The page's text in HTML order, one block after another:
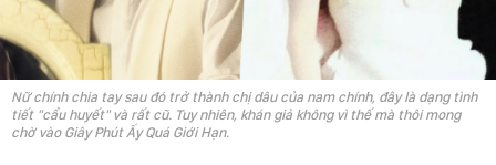
Nữ chính chia tay sau đó trở thành chị dâu của nam chính, đây là dạng tình
tiết "cẩu huyết" và rất cũ. Tuy nhiên, khán giả không vì thế mà thôi mong
chờ vào Giây Phút Ấy Quá Giới Hạn.